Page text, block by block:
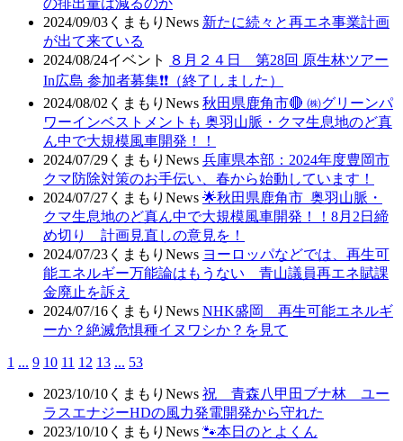
2024/09/03 くまもりNews 新たに続々と再エネ事業計画
が出て来ている
2024/08/24イベント
８月２４日 第28回 原生林ツアー
In広島 参加者募集❗❗（終了しました）
2024/08/02 くまもりNews 秋田県鹿角市🔴 ㈱グリーンパ
ワーインベストメントも 奥羽山脈・クマ生息地のど真
ん中で大規模風車開発！！
2024/07/29 くまもりNews 兵庫県本部：2024年度豊岡市
クマ防除対策のお手伝い、春から始動しています！
2024/07/27 くまもりNews 🌟秋田県鹿角市 奥羽山脈・
クマ生息地のど真ん中で大規模風車開発！！8月2日締
め切り 計画見直しの意見を！
2024/07/23 くまもりNews ヨーロッパなどでは、再生可
能エネルギー万能論はもうない 青山議員再エネ賦課
金廃止を訴え
2024/07/16 くまもりNews NHK盛岡 再生可能エネルギ
ーか？絶滅危惧種イヌワシか？を見て
1 ... 9 10 11 12 13 ... 53
2023/10/10 くまもりNews 祝 青森八甲田ブナ林 ユー
ラスエナジーHDの風力発電開発から守れた
2023/10/10 くまもりNews 🐾本日のとよくん